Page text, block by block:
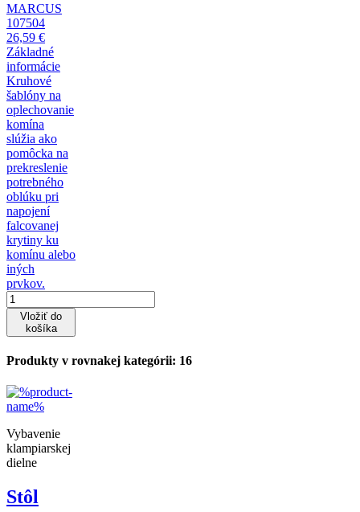
MARCUS
107504
26,59 €
Základné
informácie
Kruhové
šablóny na
oplechovanie
komína
slúžia ako
pomôcka na
prekreslenie
potrebného
oblúku pri
napojení
falcovanej
krytiny ku
komínu alebo
iných
prvkov.
Vložiť do
košíka
Produkty v rovnakej kategórii: 16
Vybavenie
klampiarskej
dielne
Stôl